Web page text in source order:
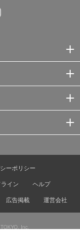
ーポリシー
イン
ヘルプ
広告掲載 運営会社
Inc.